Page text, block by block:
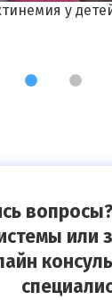
у
1 2
или